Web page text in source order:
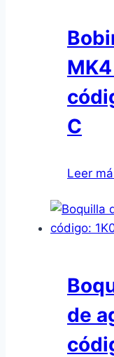
C
Leer
de